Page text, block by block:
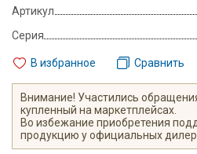
Артикул
Серия
В избранное Сравнить
Внимание! Участились
купленный на маркетплейсах.
Во избежание приобретения
продукцию у официальных